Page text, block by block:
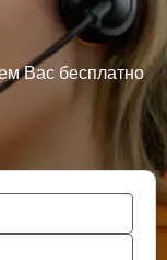
Вас бесплатно